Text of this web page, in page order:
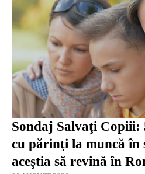
Sondaj Salvaţi
cu părinţi la muncă în
aceştia să revină în